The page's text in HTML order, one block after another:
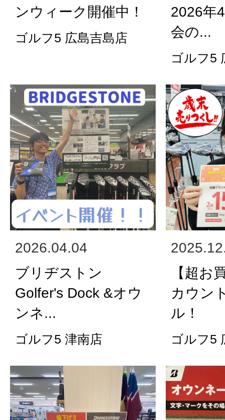
ンウィーク開催中！
ゴルフ5 広島吉島店
2026年
会の...
ゴルフ5
2026.04.04
ブリヂストン
Golfer's Dock &オウ
ンネ...
ゴルフ5 津南店
【超お
カウン
ル！
ゴルフ5